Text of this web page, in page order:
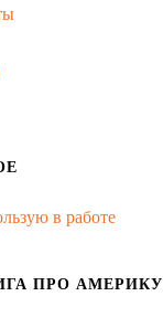
в работе
ПРО АМЕРИКУ